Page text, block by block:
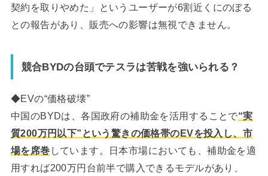
契約を取りやめた」というユーザーが6割近くにのぼる
との報告があり、販売への影響は無視できません。
競合BYDの台頭でテスラは苦戦を強いられる？
◆EVの“価格破壊”
中国のBYDは、各国政府の補助金を活用することで“実
質200万円以下”という驚きの価格帯のEVを投入し、市
場を席巻 しています。日本市場においても、補助金を適
用すれば200万円台前半で購入できるモデルがあり、